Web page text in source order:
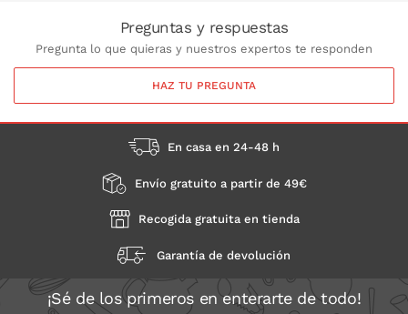
Preguntas y respuestas
Pregunta lo que quieras y nuestros expertos te responden
HAZ TU PREGUNTA
En casa en 24-48 h
Envío gratuito a partir de 49€
Recogida gratuita en tienda
Garantía de devolución
¡Sé de los primeros en enterarte de todo!